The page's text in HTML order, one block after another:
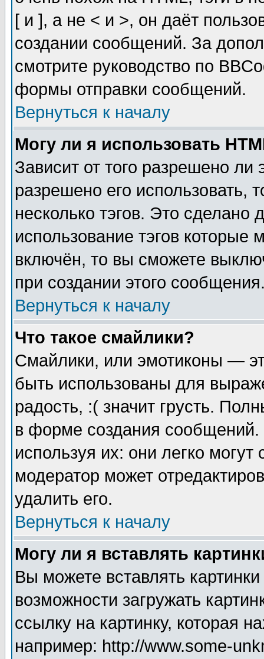
[ и ], а не < и >, он даёт
создании сообщений. За
смотрите руководство по
формы отправки сообщений.
Вернуться к началу
Могу ли я использовать
Зависит от того разрешено
разрешено его использовать,
несколько тэгов. Это сделано
использование тэгов
включён, то вы сможете
при создании этого
Вернуться к началу
Что такое смайлики?
Смайлики, или эмотиконы —
быть использованы для
радость, :( значит грусть.
в форме создания сообщений.
используя их: они легко
модератор может
удалить его.
Вернуться к началу
Могу ли я вставлять
Вы можете вставлять
возможности загружать
ссылку на картинку, которая
например: http://www.some-